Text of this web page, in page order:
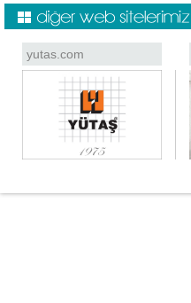
yutas.com